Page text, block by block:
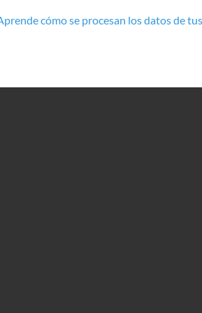
cómo se procesan los datos de